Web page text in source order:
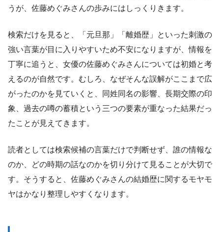
うが、佐藤めぐみさんの歩みにはしっくりきます。
検索だけを見ると、「元旦那」「離婚歴」といった刺激の
強い言葉が目に入りやすいため不安になりますが、情報を
丁寧に追うと、女優の佐藤めぐみさんについては初婚と考
えるのが自然です。むしろ、なぜそんな誤解がここまで広
がったのかを見ていくと、同姓同名の影響、長期交際の印
象、過去の噂の蓄積という三つの要素が重なった結果だっ
たことが見えてきます。
読者としては検索候補の言葉だけで判断せず、誰の情報な
のか、どの時期の話なのかを切り分けて見ることが大切で
す。そうすると、佐藤めぐみさんの結婚歴に関するモヤモ
ヤはかなり整理しやすくなります。